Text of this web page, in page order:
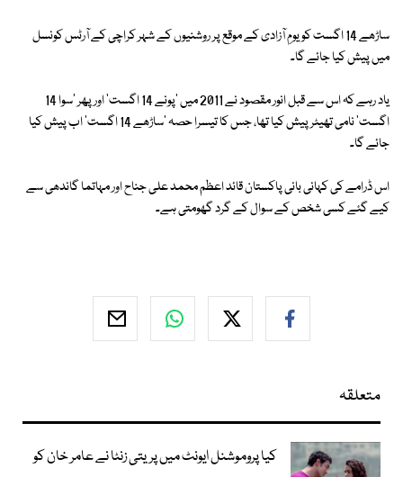
ساڑھے 14 اگست کو یومِ آزادی کے موقع پر روشنیوں کے شہر کراچی کے آرٹس کونسل
میں پیش کیا جائے گا۔
یاد رہے کہ اس سے قبل انور مقصود نے 2011 میں 'پونے 14 اگست' اور پھر 'سوا 14
اگست' نامی تھیٹر پیش کیا تھا، جس کا تیسرا حصہ 'ساڑھے 14 اگست' اب پیش کیا
جائے گا۔
اس ڈرامے کی کہانی بانی پاکستان قائد اعظم محمد علی جناح اور مہاتما گاندھی سے
کیے گئے کسی شخص کے سوال کے گرد گھومتی ہے۔
متعلقہ
کیا پروموشنل ایونٹ میں پریتی زنٹا نے عامر خان کو